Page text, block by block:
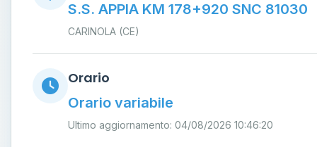
S.S. APPIA KM 178+920 SNC 81030
CARINOLA (CE)
Orario
Orario variabile
Ultimo aggiornamento: 04/08/2026 10:46:20